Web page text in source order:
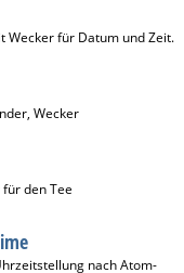
Wecker für Datum und Zeit.
Wecker
den Tee
nach Atom-